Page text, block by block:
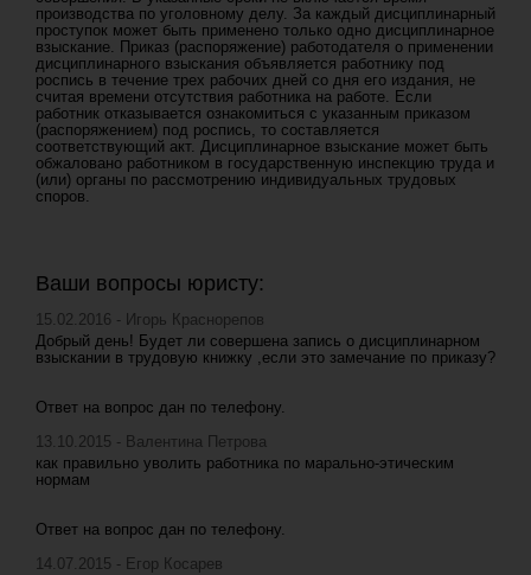
производства по уголовному делу. За каждый дисциплинарный
проступок может быть применено только одно дисциплинарное
взыскание. Приказ (распоряжение) работодателя о применении
дисциплинарного взыскания объявляется работнику под
роспись в течение трех рабочих дней со дня его издания, не
считая времени отсутствия работника на работе. Если
работник отказывается ознакомиться с указанным приказом
(распоряжением) под роспись, то составляется
соответствующий акт. Дисциплинарное взыскание может быть
обжаловано работником в государственную инспекцию труда и
(или) органы по рассмотрению индивидуальных трудовых
споров.
Ваши вопросы юристу:
15.02.2016 - Игорь Краснорепов
Добрый день! Будет ли совершена запись о дисциплинарном
взыскании в трудовую книжку ,если это замечание по приказу?
Ответ на вопрос дан по телефону.
13.10.2015 - Валентина Петрова
как правильно уволить работника по марально-этическим
нормам
Ответ на вопрос дан по телефону.
14.07.2015 - Егор Косарев